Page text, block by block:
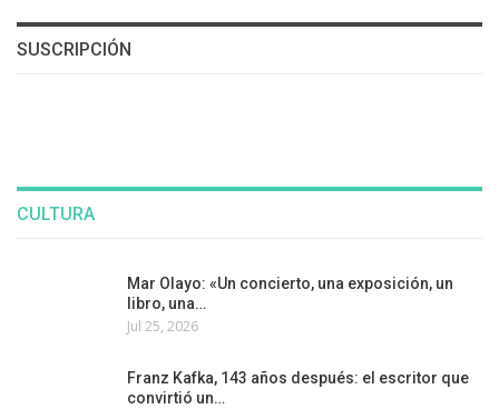
SUSCRIPCIÓN
CULTURA
Mar Olayo: «Un concierto, una exposición, un
libro, una…
Jul 25, 2026
Franz Kafka, 143 años después: el escritor que
convirtió un…